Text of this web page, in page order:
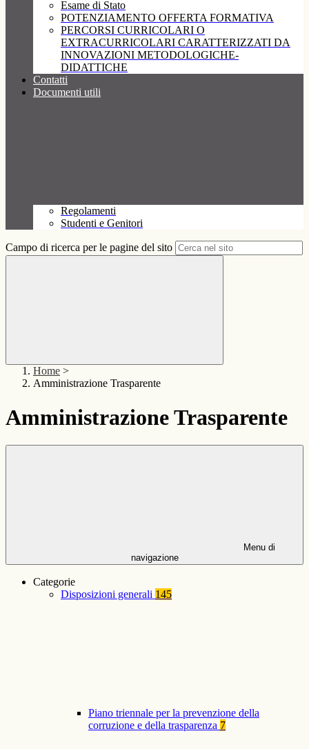
Esame di Stato
POTENZIAMENTO OFFERTA FORMATIVA
PERCORSI CURRICOLARI O
EXTRACURRICOLARI CARATTERIZZATI DA
INNOVAZIONI METODOLOGICHE-
DIDATTICHE
Contatti
Documenti utili
Regolamenti
Studenti e Genitori
Campo di ricerca per le pagine del sito
Home >
Amministrazione Trasparente
Amministrazione Trasparente
Menu di
navigazione
Categorie
Disposizioni generali 145
Piano triennale per la prevenzione della
corruzione e della trasparenza 7